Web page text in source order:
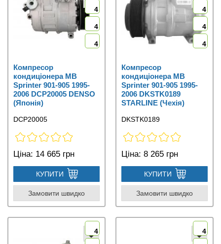
4
4
4
Компресор
кондиціонера MB
Sprinter 901-905 1995-
2006 DCP20005 DENSO
(Японія)
DCP20005
Ціна: 14 665 грн
КУПИТИ
Замовити швидко
4
4
4
Компресор
кондиціонера MB
Sprinter 901-905 1995-
2006 DKSTK0189
STARLINE (Чехія)
DKSTK0189
Ціна: 8 265 грн
КУПИТИ
Замовити швидко
4 4